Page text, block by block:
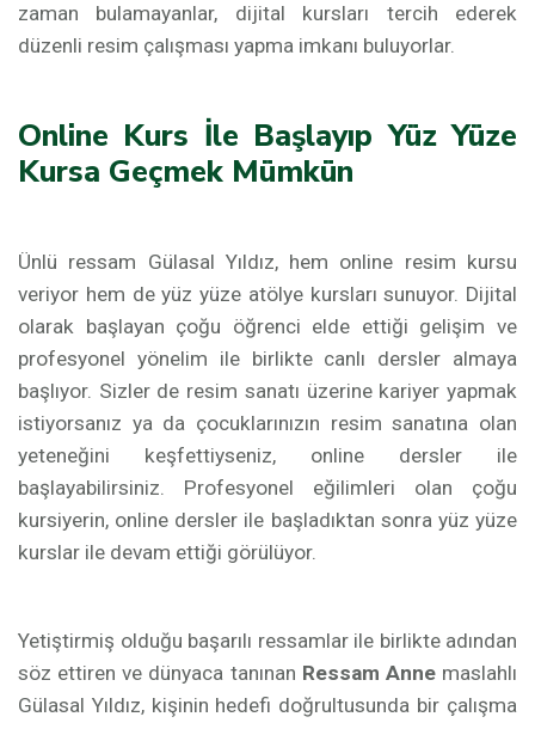
zaman bulamayanlar, dijital kursları tercih ederek
düzenli resim çalışması yapma imkanı buluyorlar.
Online Kurs İle Başlayıp Yüz Yüze
Kursa Geçmek Mümkün
Ünlü ressam Gülasal Yıldız, hem online resim kursu
veriyor hem de yüz yüze atölye kursları sunuyor. Dijital
olarak başlayan çoğu öğrenci elde ettiği gelişim ve
profesyonel yönelim ile birlikte canlı dersler almaya
başlıyor. Sizler de resim sanatı üzerine kariyer yapmak
istiyorsanız ya da çocuklarınızın resim sanatına olan
yeteneğini keşfettiyseniz, online dersler ile
başlayabilirsiniz. Profesyonel eğilimleri olan çoğu
kursiyerin, online dersler ile başladıktan sonra yüz yüze
kurslar ile devam ettiği görülüyor.
Yetiştirmiş olduğu başarılı ressamlar ile birlikte adından
söz ettiren ve dünyaca tanınan Ressam Annemaslahlı
Gülasal Yıldız, kişinin hedefi doğrultusunda bir çalışma